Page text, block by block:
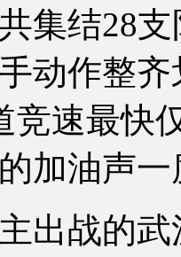
结28支
动作整
竞速最快
加油声
战的武